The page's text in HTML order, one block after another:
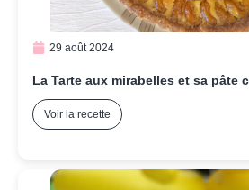
29 août 2024
La Tarte aux mirabelles et sa pâte
Voir la recette